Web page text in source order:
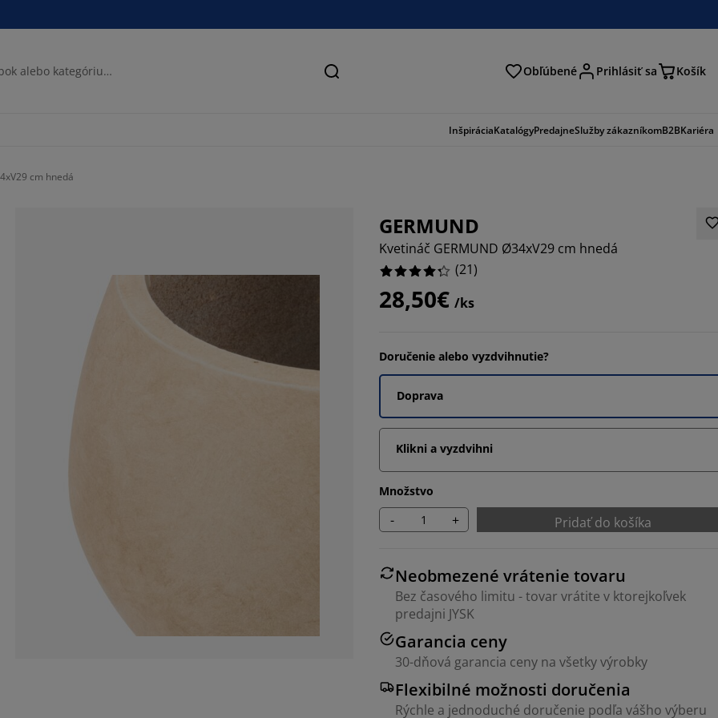
Hľadať Obľúbené Prihlásiť sa Košík
InšpiráciaKatalógyPredajneSlužby zákazníkomB2BKariéra
cm hnedá
GERMUND
Kvetináč GERMUND Ø34xV29 cm hnedá
(21)
28,50€ /ks
Doručenie alebo vyzdvihnutie?
Doprava
Klikni a vyzdvihni
Množstvo
- + Pridať do košíka
Neobmezené vrátenie tovaru
Bez časového limitu - tovar vrátite v ktorejkoľvek
predajni JYSK
Garancia ceny
30-dňová garancia ceny na všetky výrobky
Flexibilné možnosti doručenia
Rýchle a jednoduché doručenie podľa vášho výberu
9.523809523809524%
4.761904761904762%